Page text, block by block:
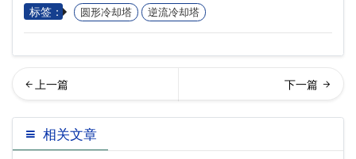
标签： 圆形冷却塔 逆流冷却塔
空冷却塔的安装注意事项(闭
式冷却塔安装步骤)…
回列表
相关文章